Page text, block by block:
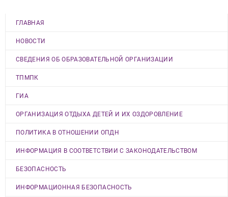
ГЛАВНАЯ
НОВОСТИ
СВЕДЕНИЯ ОБ ОБРАЗОВАТЕЛЬНОЙ ОРГАНИЗАЦИИ
ТПМПК
ГИА
ОРГАНИЗАЦИЯ ОТДЫХА ДЕТЕЙ И ИХ ОЗДОРОВЛЕНИЕ
ПОЛИТИКА В ОТНОШЕНИИ ОПДН
ИНФОРМАЦИЯ В СООТВЕТСТВИИ С ЗАКОНОДАТЕЛЬСТВОМ
БЕЗОПАСНОСТЬ
ИНФОРМАЦИОННАЯ БЕЗОПАСНОСТЬ